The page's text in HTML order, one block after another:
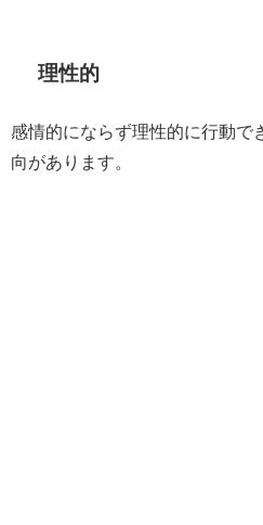
理性的
感情的にならず理性的に行動で
向があります。